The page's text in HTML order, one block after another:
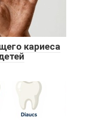
кариеса